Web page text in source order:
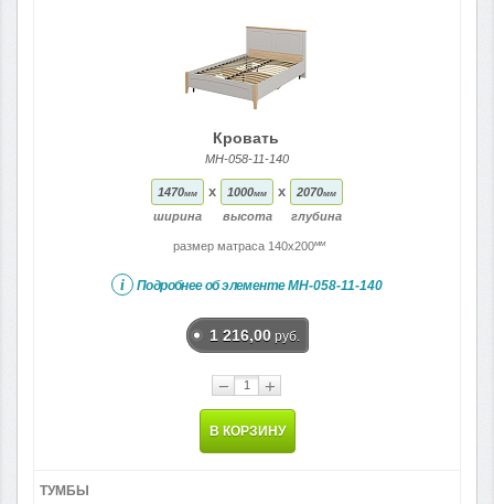
Кровать
МН-058-11-140
1470мм
ширина
x 1000мм
высота
x 2070мм
глубина
размер матраса 140x200мм
i Подробнее об элементеМН-058-11-140
1 216,00 руб.
− +
В КОРЗИНУ
ТУМБЫ